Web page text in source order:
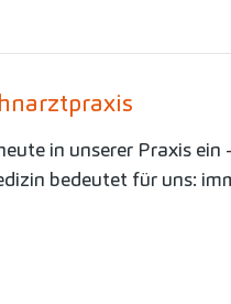
in unserer Praxis
bedeutet für uns: